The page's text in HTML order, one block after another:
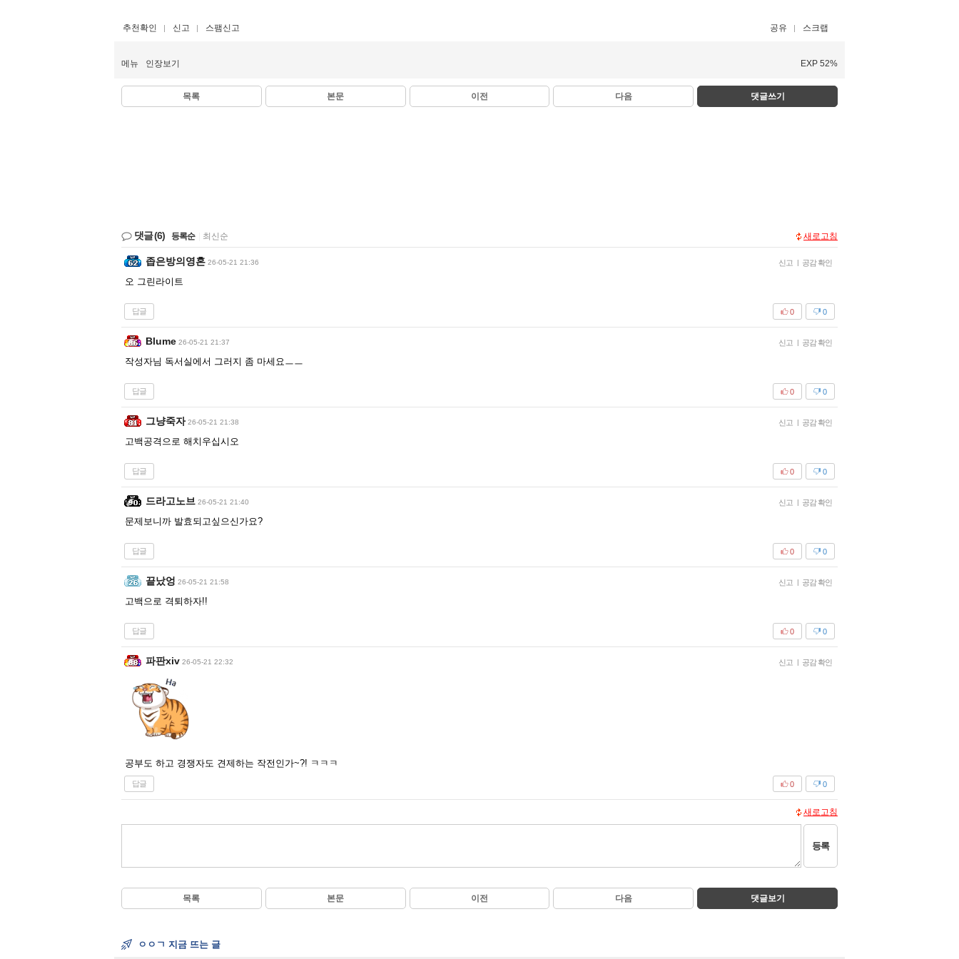
추천확인 신고 스팸신고 공유 스크랩
메뉴 인장보기 EXP 52%
목록 본문 이전 다음 댓글쓰기
댓글(6) 등록순 최신순 새로고침
좁은방의영혼 26-05-21 21:36 신고 | 공감 확인
오 그린라이트
답글 0
0
Blume 26-05-21 21:37 신고 | 공감 확인
작성자님 독서실에서 그러지 좀 마세요ㅡㅡ
답글 0
0
그냥죽자 26-05-21 21:38 신고 | 공감 확인
고백공격으로 해치우십시오
답글 0
0
드라고노브 26-05-21 21:40 신고 | 공감 확인
문제보니까 발효되고싶으신가요?
답글 0
0
끝났엉 26-05-21 21:58 신고 | 공감 확인
고백으로 격퇴하자!!
답글 0
0
파판xiv 26-05-21 22:32 신고 | 공감 확인
공부도 하고 경쟁자도 견제하는 작전인가~?! ㅋㅋㅋ
답글 0
0
새로고침
등록
목록 본문 이전 다음 댓글보기
ㅇㅇㄱ 지금 뜨는 글